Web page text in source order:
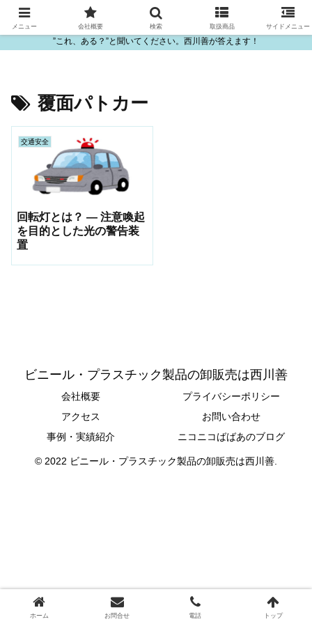
ビニール・プラスチック製品の卸販売は西川善
”これ、ある？”と聞いてください。西川善が答えます！
覆面パトカー
交通安全
回転灯とは？ — 注意喚起
を目的とした光の警告装
置
ビニール・プラスチック製品の卸販売は西川善
会社概要
プライバシーポリシー
アクセス
お問い合わせ
事例・実績紹介
ニコニコばばあのブログ
© 2022 ビニール・プラスチック製品の卸販売は西川善.
メニュー 会社概要 検索 取扱商品 サイドメニュー
ホーム お問合せ 電話 トップ